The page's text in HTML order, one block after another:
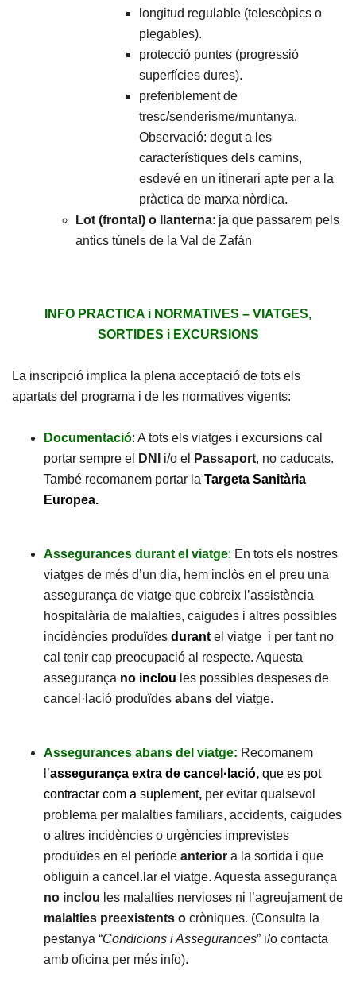
longitud regulable (telescòpics o
plegables).
protecció puntes (progressió
superfícies dures).
preferiblement de
tresc/senderisme/muntanya.
Observació: degut a les
característiques dels camins,
esdevé en un itinerari apte per a la
pràctica de marxa nòrdica.
Lot (frontal) o llanterna: ja que passarem pels
antics túnels de la Val de Zafán
INFO PRACTICA i NORMATIVES – VIATGES,
SORTIDES i EXCURSIONS
La inscripció implica la plena acceptació de tots els
apartats del programa i de les normatives vigents:
Documentació: A tots els viatges i excursions cal
portar sempre el
DNI i/o el Passaport, no caducats.
També recomanem portar la Targeta Sanitària
Europea.
Assegurances durant el viatge: En tots els nostres
viatges de més d’un dia, hem inclòs en el preu una
assegurança de viatge que cobreix l’assistència
hospitalària de malalties, caigudes i altres possibles
incidències produïdes durant el viatge i per tant no
cal tenir cap preocupació al respecte. Aquesta
assegurança no inclou les possibles despeses de
cancel·lació produïdes abans del viatge.
Assegurances abans del viatge: Recomanem
l’assegurança extra de cancel·lació, que es pot
contractar com a suplement, per evitar qualsevol
problema per malalties familiars, accidents, caigudes
o altres incidències o urgències imprevistes
produïdes en el periode anterior a la sortida i que
obliguin a cancel.lar el viatge. Aquesta assegurança
no inclou les malalties nervioses ni l’agreujament de
malalties preexistents o cròniques. (Consulta la
pestanya “Condicions i Assegurances” i/o contacta
amb oficina per més info).